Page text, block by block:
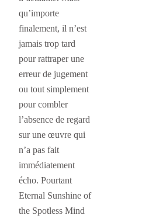
qu’importe
finalement, il n’est
jamais trop tard
pour rattraper une
erreur de jugement
ou tout simplement
pour combler
l’absence de regard
sur une œuvre qui
n’a pas fait
immédiatement
écho. Pourtant
Eternal Sunshine of
the Spotless Mind